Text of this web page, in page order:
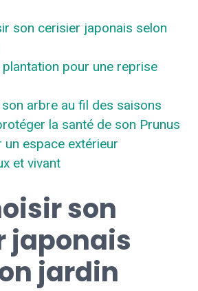
son cerisier japonais selon
plantation pour une reprise
arbre au fil des saisons
la santé de son Prunus
un espace extérieur
et vivant
son
japonais
jardin